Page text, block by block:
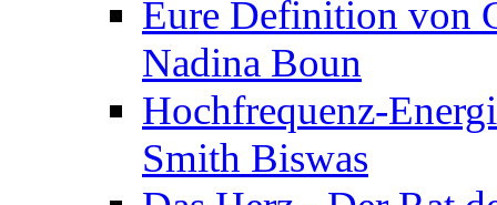
Eure Definition von
Nadina Boun
Hochfrequenz-
Smith Biswas